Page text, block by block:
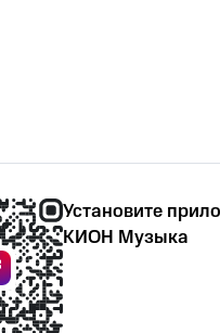
Установите
КИОН Музыка